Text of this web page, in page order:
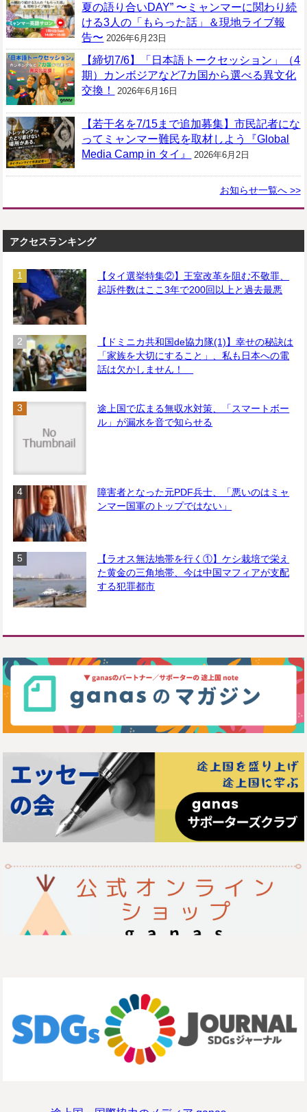
夏の語り合いDAY” 〜ミャンマーに関わり続
ける3人の「もらった話」＆現地ライブ報
告〜 2026年6月23日
【締切7/6】「日本語トークセッション」（4
期）カンボジアなど7カ国から選べる異文化
交換！
2026年6月16日
【若干名を7/15まで追加募集】市民記者にな
ってミャンマー難民を取材しよう『Global
Media Camp in タイ』
2026年6月2日
お知らせ一覧へ >>
アクセスランキング
【タイ選挙特集②】王室改革を阻む不敬罪、
起訴件数はここ3年で200回以上と過去最悪
【ドミニカ共和国de協力隊(1)】幸せの秘訣は
「家族を大切にすること」、私も日本への電
話は欠かしません！
途上国で広まる無収水対策、「スマートボー
ル」が漏水を音で知らせる
障害者となった元PDF兵士、「悪いのはミャ
ンマー国軍のトップではない」
【ラオス無法地帯を行く①】ケシ栽培で栄え
た黄金の三角地帯、今は中国マフィアが支配
する犯罪都市